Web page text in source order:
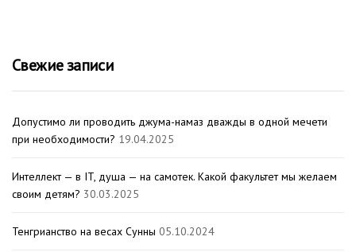
Свежие записи
Допустимо ли проводить джума-намаз дважды в одной мечети
при необходимости? 19.04.2025
Интеллект — в IT, душа — на самотек. Какой факультет мы желаем
своим детям? 30.03.2025
Тенгрианство на весах Сунны 05.10.2024